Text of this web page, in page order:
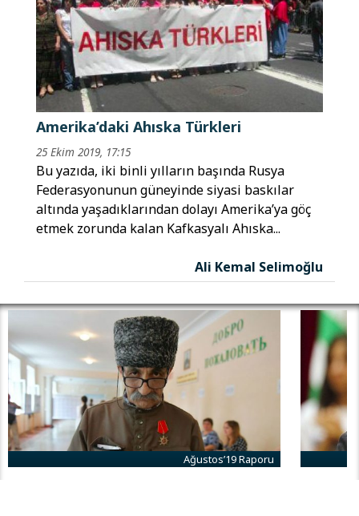
Amerika’daki Ahıska Türkleri
25 Ekim 2019, 17:15
Bu yazıda, iki binli yılların başında Rusya
Federasyonunun güneyinde siyasi baskılar
altında yaşadıklarından dolayı Amerika’ya göç
etmek zorunda kalan Kafkasyalı Ahıska...
Ali Kemal Selimoğlu
Ağustos’19 Raporu